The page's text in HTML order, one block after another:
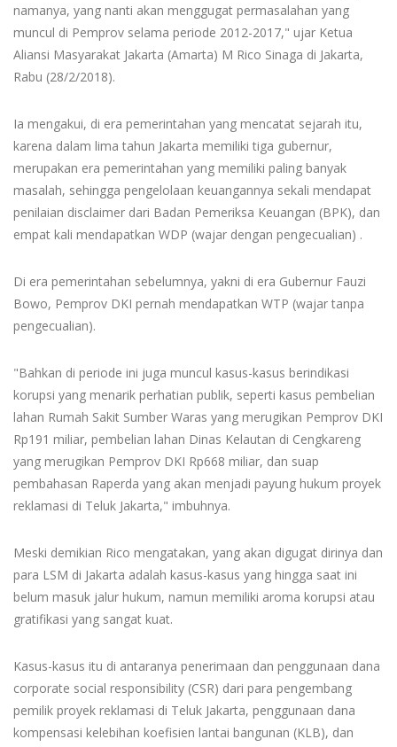
namanya, yang nanti akan menggugat permasalahan yang
muncul di Pemprov selama periode 2012-2017," ujar Ketua
Aliansi Masyarakat Jakarta (Amarta) M Rico Sinaga di Jakarta,
Rabu (28/2/2018).
Ia mengakui, di era pemerintahan yang mencatat sejarah itu,
karena dalam lima tahun Jakarta memiliki tiga gubernur,
merupakan era pemerintahan yang memiliki paling banyak
masalah, sehingga pengelolaan keuangannya sekali mendapat
penilaian disclaimer dari Badan Pemeriksa Keuangan (BPK), dan
empat kali mendapatkan WDP (wajar dengan pengecualian) .
Di era pemerintahan sebelumnya, yakni di era Gubernur Fauzi
Bowo, Pemprov DKI pernah mendapatkan WTP (wajar tanpa
pengecualian).
"Bahkan di periode ini juga muncul kasus-kasus berindikasi
korupsi yang menarik perhatian publik, seperti kasus pembelian
lahan Rumah Sakit Sumber Waras yang merugikan Pemprov DKI
Rp191 miliar, pembelian lahan Dinas Kelautan di Cengkareng
yang merugikan Pemprov DKI Rp668 miliar, dan suap
pembahasan Raperda yang akan menjadi payung hukum proyek
reklamasi di Teluk Jakarta," imbuhnya.
Meski demikian Rico mengatakan, yang akan digugat dirinya dan
para LSM di Jakarta adalah kasus-kasus yang hingga saat ini
belum masuk jalur hukum, namun memiliki aroma korupsi atau
gratifikasi yang sangat kuat.
Kasus-kasus itu di antaranya penerimaan dan penggunaan dana
corporate social responsibility (CSR) dari para pengembang
pemilik proyek reklamasi di Teluk Jakarta, penggunaan dana
kompensasi kelebihan koefisien lantai bangunan (KLB), dan